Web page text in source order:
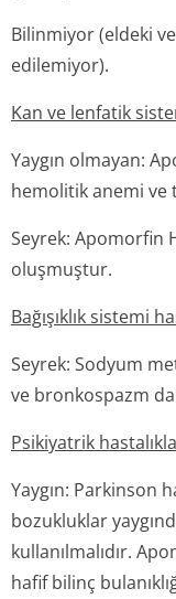
Bilinmiyor (eldeki
edilemiyor).
Kan ve lenfatik
Yaygın olmayan:
hemolitik anemi
Seyrek: Apomorfin
oluşmuştur.
Bağışıklık sistemi
Seyrek: Sodyum
ve bronkospazm
Psikiyatrik
Yaygın: Parkinson
bozukluklar
kullanılmalıdır.
hafif bilinç